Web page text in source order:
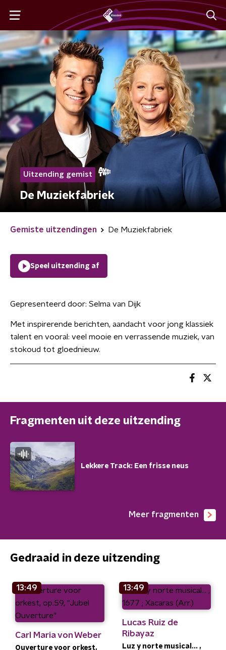
Uitzending gemist
De Muziekfabriek
Gemiste uitzendingen De Muziekfabriek
Speel uitzending af
Gepresenteerd door: Selma van Dijk
Met inspirerende berichten, aandacht voor jong klassiek
talent en vooral: veel mooie en verrassende muziek, van
stokoud tot gloednieuw.
Fragmenten uit deze uitzending
Lekkere Track: Een frisse neus
Meer fragmenten
Gedraaid in deze uitzending
13:49
Carl Maria von Weber
Ouverture voor orkest,
13:49
Lucas Ruiz de
Ribayaz
Luz y norte musical... ,